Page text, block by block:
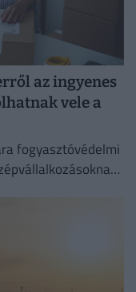
az ingyenes
vele a
fogyasztóvédelmi